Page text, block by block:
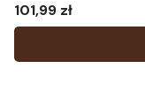
Cena
101,99 zł